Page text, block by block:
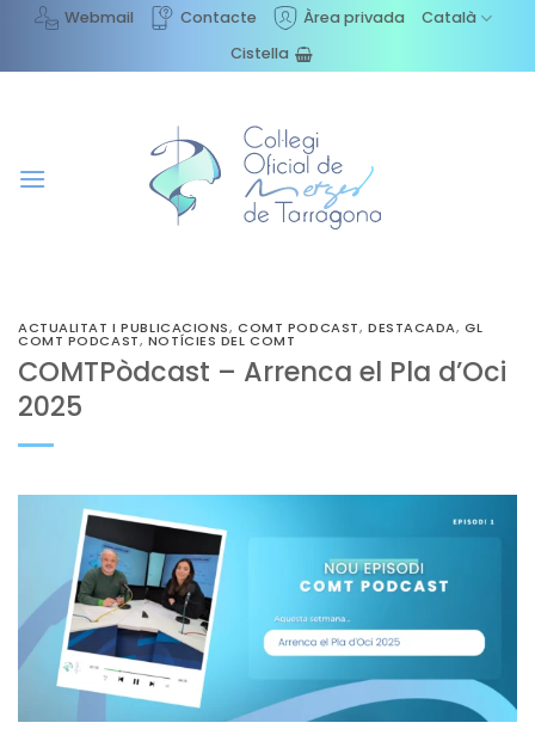
content
Webmail Contacte Àrea privada
Català
Cistella
ACTUALITAT I PUBLICACIONS,COMT PODCAST, DESTACADA,GL
COMT PODCAST, NOTÍCIES DEL COMT
COMTPòdcast – Arrenca el Pla d’Oci
2025